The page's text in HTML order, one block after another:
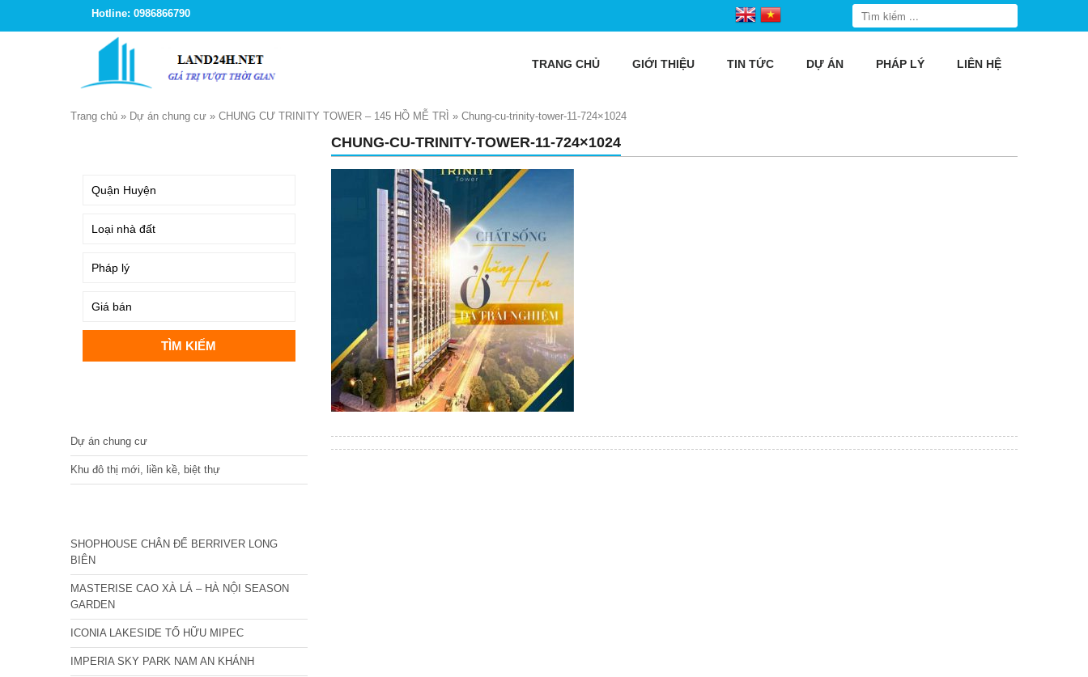
Hotline: 0986866790
TRANG CHỦ GIỚI THIỆU TIN TỨC DỰ ÁN PHÁP LÝ LIÊN HỆ
Trang chủ » Dự án chung cư » CHUNG CƯ TRINITY TOWER – 145 HỒ MỄ TRÌ » Chung-cu-trinity-tower-11-724×1024
CHUNG-CU-TRINITY-TOWER-11-724×1024
Dự án chung cư
Khu đô thị mới, liền kề, biệt thự
SHOPHOUSE CHÂN ĐẾ BERRIVER LONG
BIÊN
MASTERISE CAO XÀ LÁ – HÀ NỘI SEASON
GARDEN
ICONIA LAKESIDE TỐ HỮU MIPEC
IMPERIA SKY PARK NAM AN KHÁNH